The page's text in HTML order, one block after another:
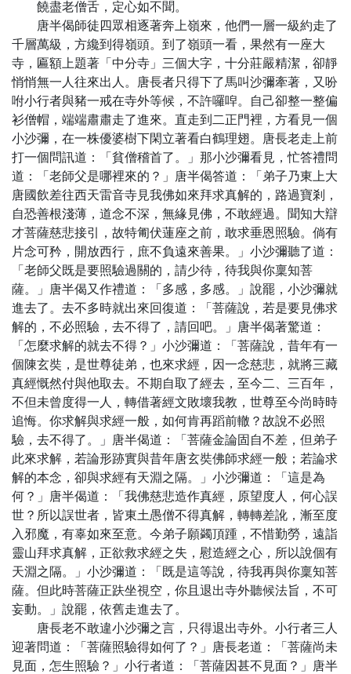
饒盡老僧舌，定心如不聞。
唐半偈師徒四眾相逐著奔上嶺來，他們一層一級約走了
千層萬級，方纔到得嶺頭。到了嶺頭一看，果然有一座大
寺，匾額上題著「中分寺」三個大字，十分莊嚴精潔，卻靜
悄悄無一人往來出人。唐長者只得下了馬叫沙彌牽著，又吩
咐小行者與豬一戒在寺外等候，不許囉唕。自己卻整一整偏
衫僧帽，端端肅肅走了進來。直走到二正門裡，方看見一個
小沙彌，在一株優婆樹下閑立著看白鶴理翅。唐長老走上前
打一個問訊道：「貧僧稽首了。」那小沙彌看見，忙答禮問
道：「老師父是哪裡來的？」唐半偈答道：「弟子乃東上大
唐國飲差往西天雷音寺見我佛如來拜求真解的，路過寶剎，
自恐善根淺薄，道念不深，無緣見佛，不敢經過。聞知大辯
才菩薩慈悲接引，故特匍伏蓮座之前，敢求垂恩照驗。倘有
片念可矜，開放西行，庶不負遠來善果。」小沙彌聽了道：
「老師父既是要照驗過關的，請少待，待我與你稟知菩
薩。」唐半偈又作禮道：「多感，多感。」說罷，小沙彌就
進去了。去不多時就出來回復道：「菩薩說，若是要見佛求
解的，不必照驗，去不得了，請回吧。」唐半偈著驚道：
「怎麼求解的就去不得？」小沙彌道：「菩薩說，昔年有一
個陳玄奘，是世尊徒弟，也來求經，因一念慈悲，就將三藏
真經慨然付與他取去。不期自取了經去，至今二、三百年，
不但未曾度得一人，轉借著經文敗壞我教，世尊至今尚時時
追悔。你求解與求經一般，如何肯再蹈前轍？故說不必照
驗，去不得了。」唐半偈道：「菩薩金論固自不差，但弟子
此來求解，若論形跡實與昔年唐玄奘佛師求經一般；若論求
解的本念，卻與求經有天淵之隔。」小沙彌道：「這是為
何？」唐半偈道：「我佛慈悲造作真經，原望度人，何心誤
世？所以誤世者，皆東土愚僧不得真解，轉轉差訛，漸至度
入邪魔，有辜如來至意。今弟子願蠲頂踵，不惜勤勞，遠詣
靈山拜求真解，正欲救求經之失，慰造經之心，所以說個有
天淵之隔。」小沙彌道：「既是這等說，待我再與你稟知菩
薩。但此時菩薩正趺坐視空，你且退出寺外聽候法旨，不可
妄動。」說罷，依舊走進去了。
唐長老不敢違小沙彌之言，只得退出寺外。小行者三人
迎著問道：「菩薩照驗得如何了？」唐長老道：「菩薩尚未
見面，怎生照驗？」小行者道：「菩薩因甚不見面？」唐半